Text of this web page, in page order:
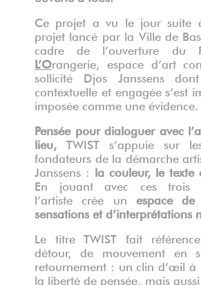
Ce projet a vu le jour suite
projet lancé par la Ville de
cadre de l’ouverture du
L’Orangerie, espace d’art
sollicité Djos Janssens
contextuelle et engagée s’est
imposée comme une évidence.
Pensée pour dialoguer avec
lieu, TWIST s’appuie sur
fondateurs de la démarche
Janssens : la couleur, le texte
En jouant avec ces trois
l’artiste crée un espace de
sensations et d’interprétations
Le titre TWIST fait
détour, de mouvement en
retournement : un clin d’œil à
la liberté de pensée, mais aussi